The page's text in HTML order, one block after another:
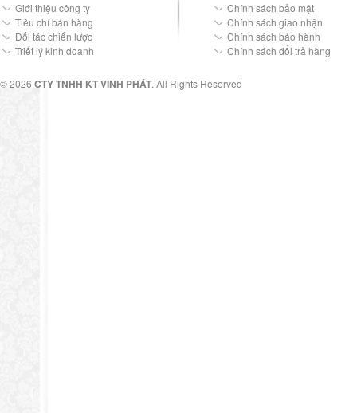
Giới thiệu công ty
Tiêu chí bán hàng
Đối tác chiến lược
Triết lý kinh doanh
Chính sách bảo mật
Chính sách giao nhận
Chính sách bảo hành
Chính sách đổi trả hàng
© 2026 CTY TNHH KT VINH PHÁT. All Rights Reserved